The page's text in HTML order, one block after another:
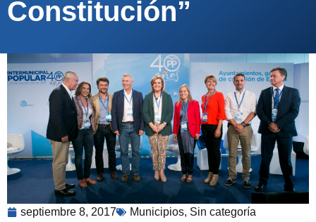
Constitución”
septiembre 8, 2017 Municipios, Sin categoría